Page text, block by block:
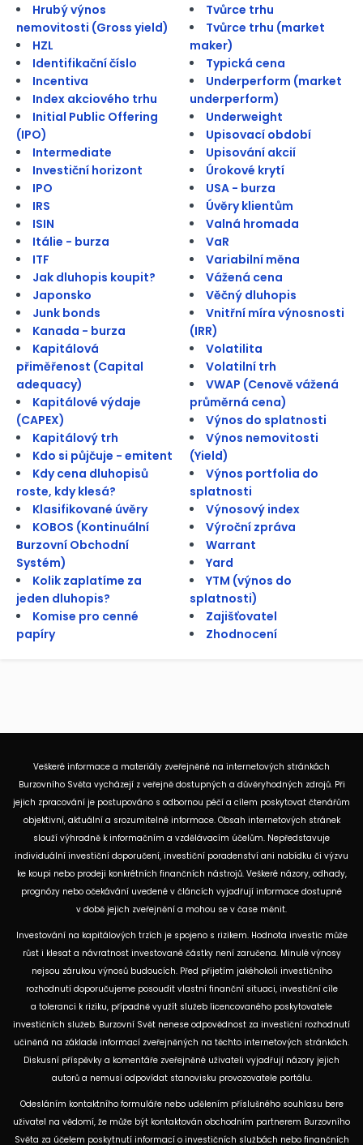
Hrubý výnos
nemovitosti (Gross yield)
HZL
Identifikační číslo
Incentiva
Index akciového trhu
Initial Public Offering
(IPO)
Intermediate
Investiční horizont
IPO
IRS
ISIN
Itálie - burza
ITF
Jak dluhopis koupit?
Japonsko
Junk bonds
Kanada - burza
Kapitálová
přiměřenost (Capital
adequacy)
Kapitálové výdaje
(CAPEX)
Kapitálový trh
Kdo si půjčuje - emitent
Kdy cena dluhopisů
roste, kdy klesá?
Klasifikované úvěry
KOBOS (Kontinuální
Burzovní Obchodní
Systém)
Kolik zaplatíme za
jeden dluhopis?
Komise pro cenné
papíry
Tvůrce trhu
Tvůrce trhu (market
maker)
Typická cena
Underperform (market
underperform)
Underweight
Upisovací období
Upisování akcií
Úrokové krytí
USA - burza
Úvěry klientům
Valná hromada
VaR
Variabilní měna
Vážená cena
Věčný dluhopis
Vnitřní míra výnosnosti
(IRR)
Volatilita
Volatilní trh
VWAP (Cenově vážená
průměrná cena)
Výnos do splatnosti
Výnos nemovitosti
(Yield)
Výnos portfolia do
splatnosti
Výnosový index
Výroční zpráva
Warrant
Yard
YTM (výnos do
splatnosti)
Zajišťovatel
Zhodnocení
Veškeré informace a materiály zveřejněné na internetových stránkách
Burzovního Světa vycházejí z veřejně dostupných a důvěryhodných zdrojů. Při
jejich zpracování je postupováno s odbornou péčí a cílem poskytovat čtenářům
objektivní, aktuální a srozumitelné informace. Obsah internetových stránek
slouží výhradně k informačním a vzdělávacím účelům. Nepředstavuje
individuální investiční doporučení, investiční poradenství ani nabídku či výzvu
ke koupi nebo prodeji konkrétních finančních nástrojů. Veškeré názory, odhady,
prognózy nebo očekávání uvedené v článcích vyjadřují informace dostupné
v době jejich zveřejnění a mohou se v čase měnit.
Investování na kapitálových trzích je spojeno s rizikem. Hodnota investic může
růst i klesat a návratnost investované částky není zaručena. Minulé výnosy
nejsou zárukou výnosů budoucích. Před přijetím jakéhokoli investičního
rozhodnutí doporučujeme posoudit vlastní finanční situaci, investiční cíle
a toleranci k riziku, případně využít služeb licencovaného poskytovatele
investičních služeb. Burzovní Svět nenese odpovědnost za investiční rozhodnutí
učiněná na základě informací zveřejněných na těchto internetových stránkách.
Diskusní příspěvky a komentáře zveřejněné uživateli vyjadřují názory jejich
autorů a nemusí odpovídat stanovisku provozovatele portálu.
Odesláním kontaktního formuláře nebo udělením příslušného souhlasu bere
uživatel na vědomí, že může být kontaktován obchodním partnerem Burzovního
Světa za účelem poskytnutí informací o investičních službách nebo finančních